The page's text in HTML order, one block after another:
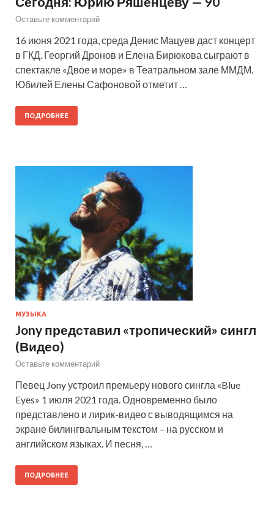
Оставьте комментарий
16 июня 2021 года, среда Денис Мацуев даст концерт
в ГКД. Георгий Дронов и Елена Бирюкова сыграют в
спектакле «Двое и море» в Театральном зале ММДМ.
Юбилей Елены Сафоновой отметит …
ПОДРОБНЕЕ
МУЗЫКА
Jony представил «тропический» сингл
(Видео)
Оставьте комментарий
Певец Jony устроил премьеру нового сингла «Blue
Eyes» 1 июля 2021 года. Одновременно было
представлено и лирик-видео с выводящимся на
экране билингвальным текстом – на русском и
английском языках. И песня, …
ПОДРОБНЕЕ